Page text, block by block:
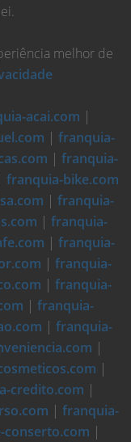
melhor de
acai.com |
| franquia-
| franquia-
franquia-bike.com
| franquia-
| franquia-
| franquia-
| franquia-
| franquia-
| franquia-
| franquia-
|
|
credito.com |
| franquia-
|